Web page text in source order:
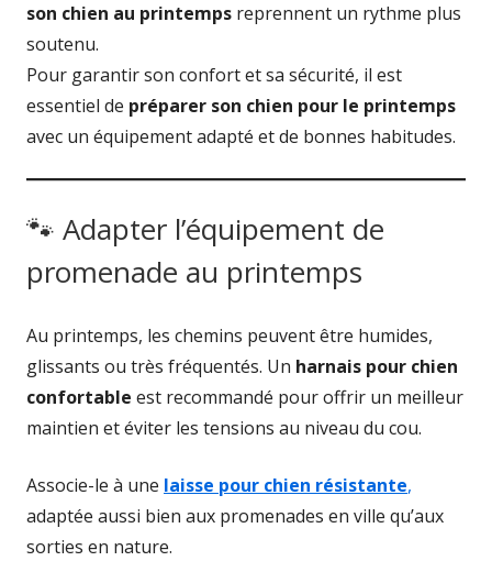
son chien au printemps reprennent un rythme plus
soutenu.
Pour garantir son confort et sa sécurité, il est
essentiel de préparer son chien pour le printemps
avec un équipement adapté et de bonnes habitudes.
🐾 Adapter l’équipement de
promenade au printemps
Au printemps, les chemins peuvent être humides,
glissants ou très fréquentés. Un harnais pour chien
confortable est recommandé pour offrir un meilleur
maintien et éviter les tensions au niveau du cou.
Associe-le à une laisse pour chien résistante,
adaptée aussi bien aux promenades en ville qu’aux
sorties en nature.